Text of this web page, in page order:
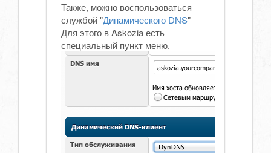
Также, можно воспользоваться
службой "Динамического DNS"
Для этого в Askozia есть
специальный пункт меню.